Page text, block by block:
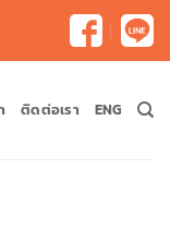
ติดต่อเรา ENG